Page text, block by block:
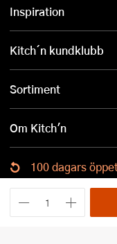
Inspiration
Kitch´n kundklubb
Sortiment
Om Kitch'n
100 dagars
Ladda ned